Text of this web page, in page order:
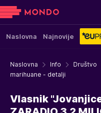
Naslovna Najnovije
Naslovna Info Društvo
marihuane - detalji
Vlasnik